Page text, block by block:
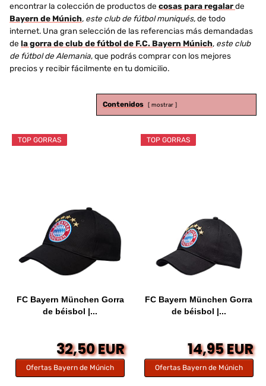
encontrar la colección de productos de cosas para regalarde
Bayern de Múnich, este club de fútbol muniqués,de todo
internet. Una gran selección de las referencias más demandadas
de la gorra de club de fútbol de F.C. Bayern Múnich, este club
de fútbol de Alemania, que podrás comprar con los mejores
precios y recibir fácilmente en tu domicilio.
Contenidos mostrar
TOP GORRAS
FC Bayern München Gorra
de béisbol |...
32,50 EUR
Ofertas Bayern de Múnich
TOP GORRAS
FC Bayern München Gorra
de béisbol |...
14,95 EUR
Ofertas Bayern de Múnich